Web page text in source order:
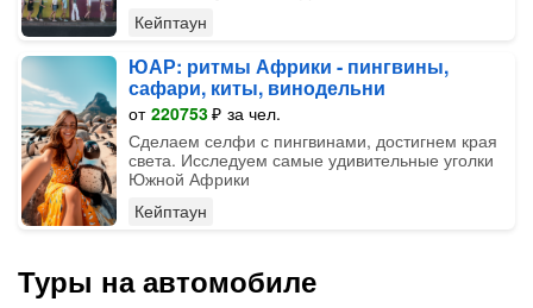
Кейптаун
ЮАР: ритмы Африки - пингвины,
сафари, киты, винодельни
от 220753₽ за чел.
Сделаем селфи с пингвинами, достигнем края
света. Исследуем самые удивительные уголки
Южной Африки
Кейптаун
Туры на автомобиле